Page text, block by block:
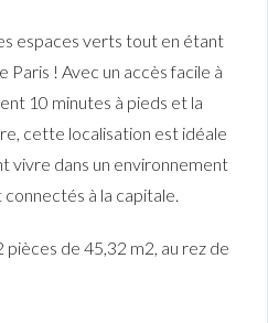
espaces verts tout en étant
Paris ! Avec un accès facile à
10 minutes à pieds et la
cette localisation est idéale
vivre dans un environnement
à la capitale.
de 45,32 m2, au rez de